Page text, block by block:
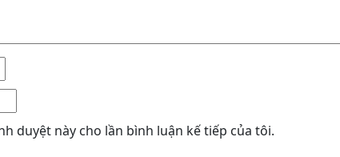
duyệt này cho lần bình luận kế tiếp của tôi.